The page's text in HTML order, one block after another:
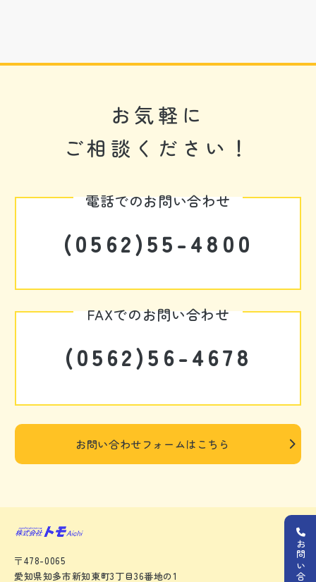
お気軽に
ご相談ください！
電話でのお問い合わせ
(0562)55-4800
FAXでのお問い合わせ
(0562)56-4678
お問い合わせフォームはこちら
〒478-0065
愛知県知多市新知東町3丁目36番地の1